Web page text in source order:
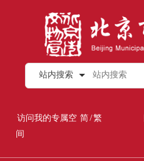
站内搜索
访问我的专属空
间
简/繁